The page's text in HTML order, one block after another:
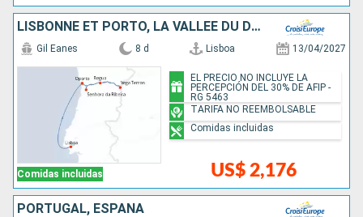
LISBONNE ET PORTO, LA VALLÉE DU DOURO
Comidas incluidas
Gil Eanes 8 d Lisboa 13/04/2027
US$ 2,176
EL PRECIO NO INCLUYE LA
PERCEPCIÓN DEL 30% DE AFIP -
RG 5463
TARIFA NO REEMBOLSABLE
Comidas incluidas
PORTUGAL, ESPAÑA